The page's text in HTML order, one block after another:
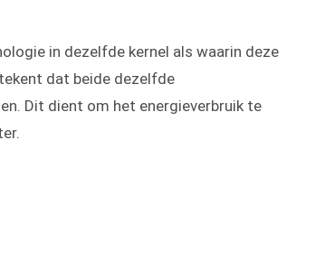
in dezelfde kernel als waarin deze
dat beide dezelfde
Dit dient om het energieverbruik te